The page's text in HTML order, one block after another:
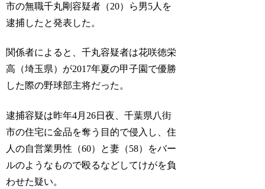
市の無職千丸剛容疑者（20）ら男5人を
逮捕したと発表した。
関係者によると、千丸容疑者は花咲徳栄
高（埼玉県）が2017年夏の甲子園で優勝
した際の野球部主将だった。
逮捕容疑は昨年4月26日夜、千葉県八街
市の住宅に金品を奪う目的で侵入し、住
人の自営業男性（60）と妻（58）をバー
ルのようなもので殴るなどしてけがを負
わせた疑い。